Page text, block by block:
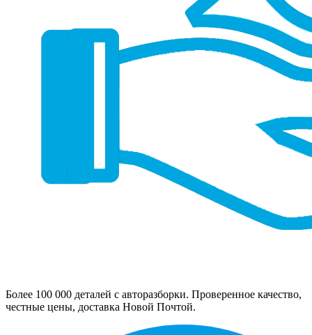
Более 100 000 деталей с авторазборки. Проверенное качество,
честные цены, доставка Новой Почтой.